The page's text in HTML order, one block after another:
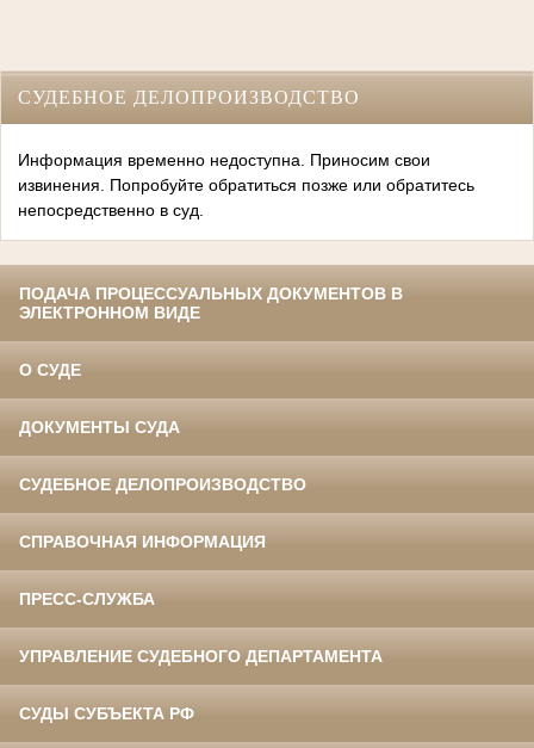
СУДЕБНОЕ ДЕЛОПРОИЗВОДСТВО
Информация временно недоступна. Приносим свои
извинения. Попробуйте обратиться позже или обратитесь
непосредственно в суд.
ПОДАЧА ПРОЦЕССУАЛЬНЫХ ДОКУМЕНТОВ В
ЭЛЕКТРОННОМ ВИДЕ
О СУДЕ
ДОКУМЕНТЫ СУДА
СУДЕБНОЕ ДЕЛОПРОИЗВОДСТВО
СПРАВОЧНАЯ ИНФОРМАЦИЯ
ПРЕСС-СЛУЖБА
УПРАВЛЕНИЕ СУДЕБНОГО ДЕПАРТАМЕНТА
СУДЫ СУБЪЕКТА РФ